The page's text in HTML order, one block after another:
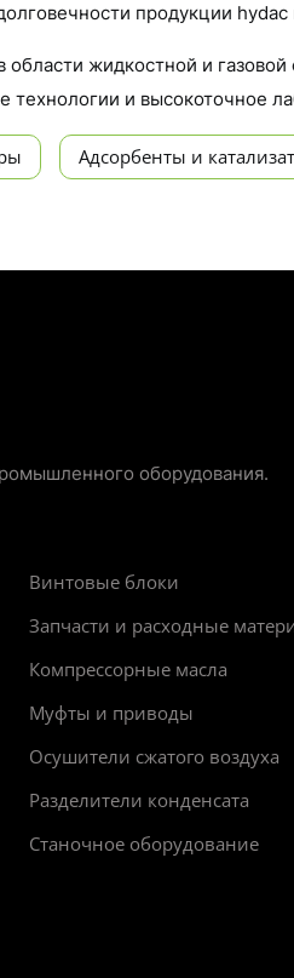
продукции hydac
жидкостной и
технологии и высокоточное
Адсорбенты и
оборудования.
Винтовые блоки
Запчасти и расходные
Компрессорные масла
Муфты и приводы
Осушители сжатого воздуха
Разделители конденсата
Станочное оборудование